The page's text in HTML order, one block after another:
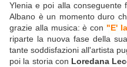
Ylenia e poi alla conseguente
Albano è un momento duro
grazie alla musica: è con "E'
riparte la nuova fase della
tante soddisfazioni all'artista
poi la storia con Loredana